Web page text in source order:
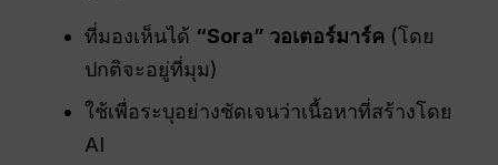
ที่มองเห็นได้ “Sora” วอเตอร์มาร์ค (โดย
ปกติจะอยู่ที่มุม)
ใช้เพื่อระบุอย่างชัดเจนว่าเนื้อหาที่สร้างโดย
AI